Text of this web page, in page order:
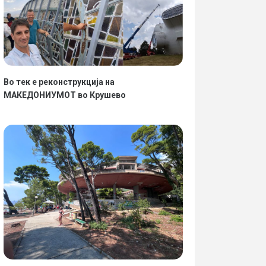
Во тек е реконструкција на
МАКЕДОНИУМОТ во Крушево